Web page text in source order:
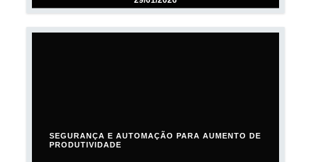
SEGURANÇA E AUTOMAÇÃO PARA AUMENTO DE
PRODUTIVIDADE